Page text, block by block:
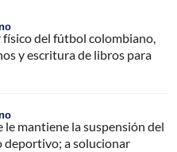
físico del fútbol colombiano,
y escritura de libros para
le mantiene la suspensión del
deportivo; a solucionar